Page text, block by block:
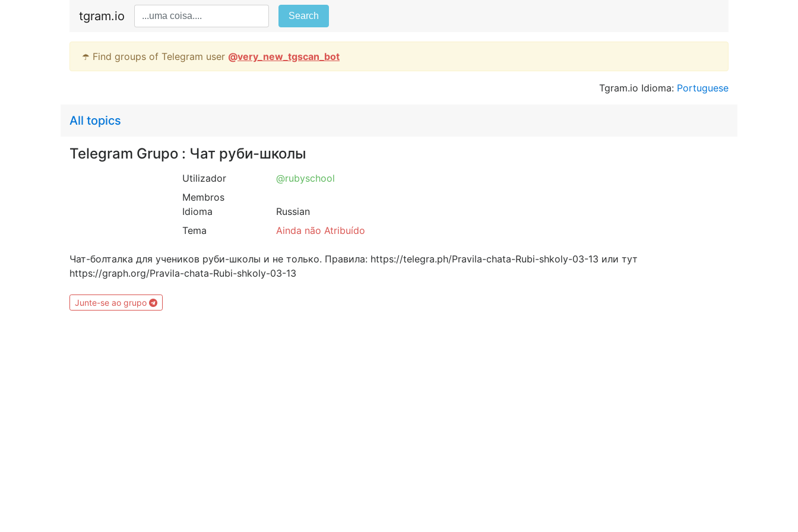
tgram.io Search
☂️ Find groups of Telegram user @very_new_tgscan_bot
Tgram.io Idioma: Portuguese
All topics
Telegram Grupo : Чат руби-школы
Utilizador
@rubyschool
Membros
Idioma
Russian
Tema
Ainda não Atribuído
Чат-болталка для учеников руби-школы и не только. Правила: https://telegra.ph/Pravila-chata-Rubi-shkoly-03-13 или тут
https://graph.org/Pravila-chata-Rubi-shkoly-03-13
Junte-se ao grupo